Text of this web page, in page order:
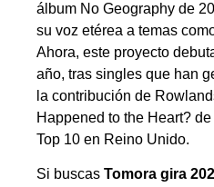
álbum No Geography de
su voz etérea a temas
Ahora, este proyecto
año, tras singles que han
la contribución de
Happened to the Heart?
Top 10 en Reino Unido.
Si buscas Tomora gira